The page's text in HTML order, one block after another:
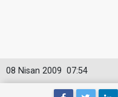
07:54
08 Nisan 2009